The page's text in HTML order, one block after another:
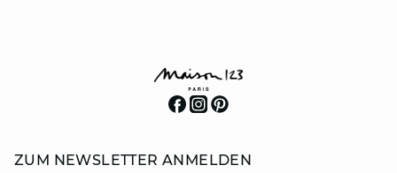
ZUM NEWSLETTER ANMELDEN